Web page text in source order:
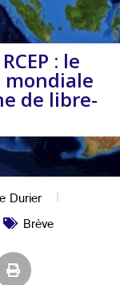
: le
mondiale
de libre-
Durier
Brève